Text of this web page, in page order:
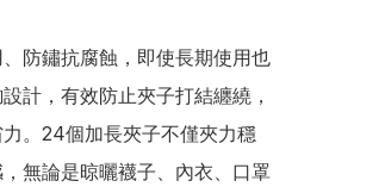
防鏽抗腐蝕，即使長期使用也
計，有效防止夾子打結纏繞，
。24個加長夾子不僅夾力穩
無論是晾曬襪子、內衣、口罩